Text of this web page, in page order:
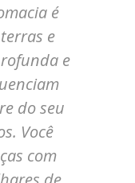
é
e
e
do seu
Você
com